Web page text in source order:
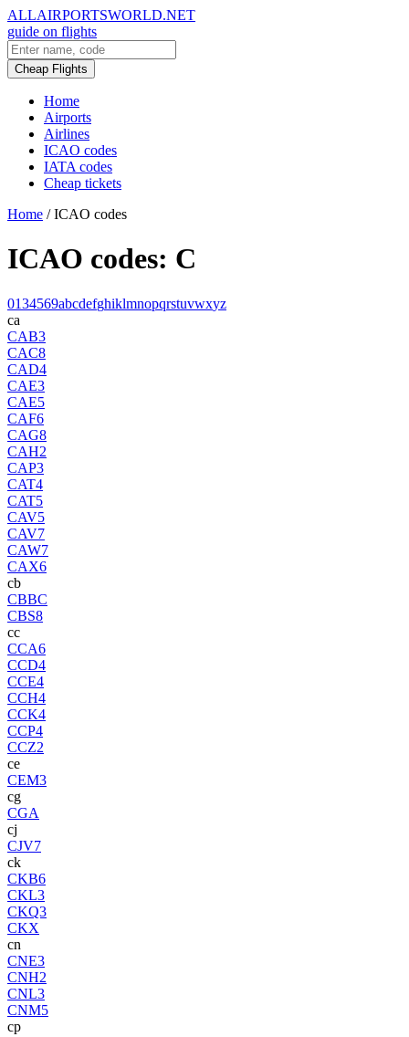
ALLAIRPORTSWORLD.NET
guide on flights
Cheap Flights
Home
Airports
Airlines
ICAO codes
IATA codes
Cheap tickets
Home / ICAO codes
ICAO codes: C
0134569abcdefghiklmnopqrstuvwxyz
ca
CAB3
CAC8
CAD4
CAE3
CAE5
CAF6
CAG8
CAH2
CAP3
CAT4
CAT5
CAV5
CAV7
CAW7
CAX6
cb
CBBC
CBS8
cc
CCA6
CCD4
CCE4
CCH4
CCK4
CCP4
CCZ2
ce
CEM3
cg
CGA
cj
CJV7
ck
CKB6
CKL3
CKQ3
CKX
cn
CNE3
CNH2
CNL3
CNM5
cp